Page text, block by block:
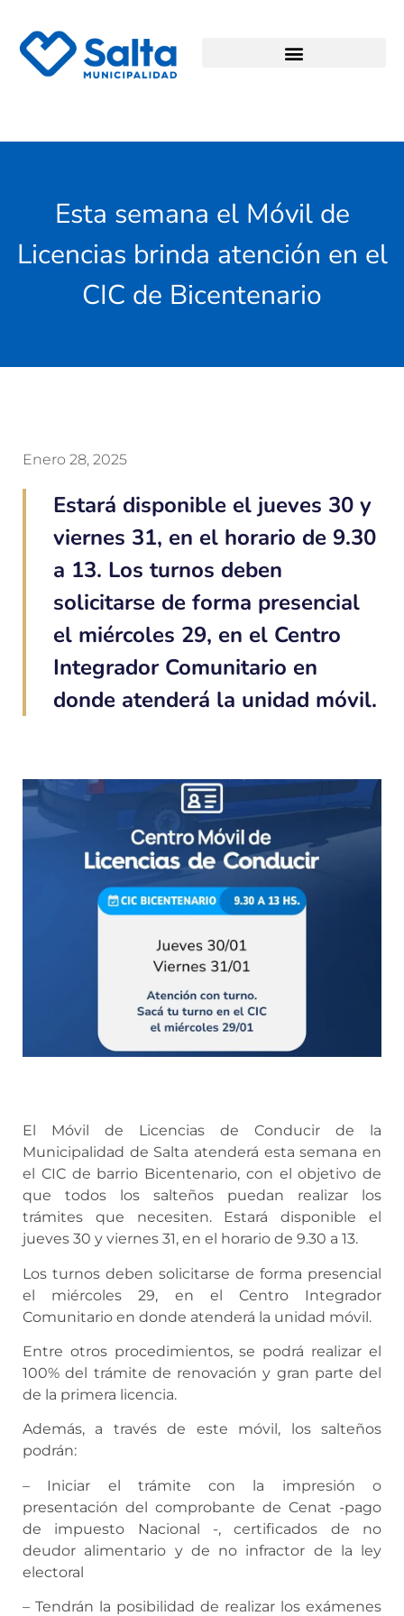
Esta semana el Móvil de
Licencias brinda atención en el
CIC de Bicentenario
Enero 28, 2025
Estará disponible el jueves 30 y
viernes 31, en el horario de 9.30
a 13. Los turnos deben
solicitarse de forma presencial
el miércoles 29, en el Centro
Integrador Comunitario en
donde atenderá la unidad móvil.
El Móvil de Licencias de Conducir de la
Municipalidad de Salta atenderá esta semana en
el CIC de barrio Bicentenario, con el objetivo de
que todos los salteños puedan realizar los
trámites que necesiten. Estará disponible el
jueves 30 y viernes 31, en el horario de 9.30 a 13.
Los turnos deben solicitarse de forma presencial
el miércoles 29, en el Centro Integrador
Comunitario en donde atenderá la unidad móvil.
Entre otros procedimientos, se podrá realizar el
100% del trámite de renovación y gran parte del
de la primera licencia.
Además, a través de este móvil, los salteños
podrán:
– Iniciar el trámite con la impresión o
presentación del comprobante de Cenat -pago
de impuesto Nacional -, certificados de no
deudor alimentario y de no infractor de la ley
electoral
– Tendrán la posibilidad de realizar los exámenes